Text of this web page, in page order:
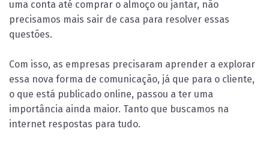
uma conta até comprar o almoço ou jantar, não
precisamos mais sair de casa para resolver essas
questões.
Com isso, as empresas precisaram aprender a explorar
essa nova forma de comunicação, já que para o cliente,
o que está publicado online, passou a ter uma
importância ainda maior. Tanto que buscamos na
internet respostas para tudo.